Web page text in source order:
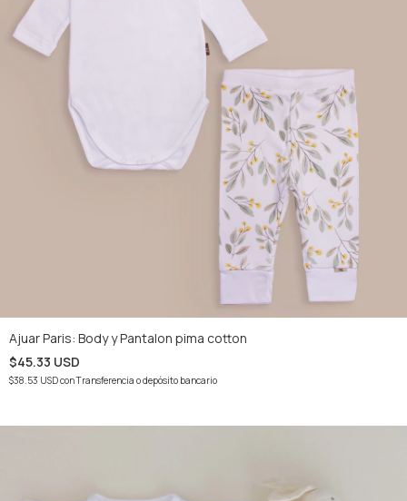
Ajuar Paris: Body y Pantalon pima cotton
$45.33 USD
$38.53 USDconTransferencia o depósito bancario